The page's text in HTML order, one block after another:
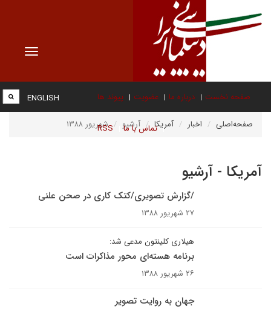
Toggle
صفحه نخست درباره ما عضویت پیوند ها
تماس با ما RSS
ENGLISH
صفحه‌اصلی اخبار آمریکا آرشیو شهریور ۱۳۸۸
آمریکا - آرشیو
/گزارش تصویری/کتک کاری در صحن علنی
۲۷ شهریور ۱۳۸۸
هیلاری کلینتون مدعی شد:
برنامه هسته‌ای محور مذاکرات است
۲۶ شهریور ۱۳۸۸
جهان به روایت تصوير